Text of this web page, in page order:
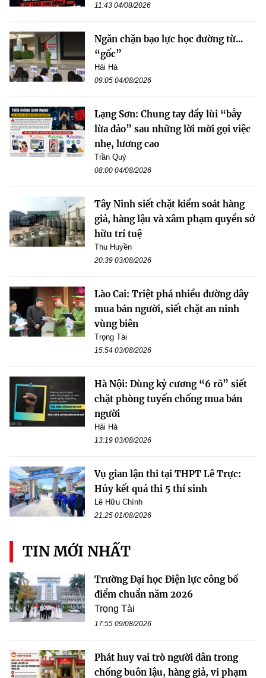
11:43 04/08/2026
Ngăn chặn bạo lực học đường từ...
“gốc”
Hải Hà
09:05 04/08/2026
Lạng Sơn: Chung tay đẩy lùi “bẫy
lừa đảo” sau những lời mời gọi việc
nhẹ, lương cao
Trần Quý
08:00 04/08/2026
Tây Ninh siết chặt kiểm soát hàng
giả, hàng lậu và xâm phạm quyền sở
hữu trí tuệ
Thu Huyền
20:39 03/08/2026
Lào Cai: Triệt phá nhiều đường dây
mua bán người, siết chặt an ninh
vùng biên
Trọng Tài
15:54 03/08/2026
Hà Nội: Dùng kỷ cương “6 rõ” siết
chặt phòng tuyến chống mua bán
người
Hải Hà
13:19 03/08/2026
Vụ gian lận thi tại THPT Lê Trực:
Hủy kết quả thi 5 thí sinh
Lê Hữu Chính
21:25 01/08/2026
TIN MỚI NHẤT
Trường Đại học Điện lực công bố
điểm chuẩn năm 2026
Trọng Tài
17:55 09/08/2026
Phát huy vai trò người dân trong
chống buôn lậu, hàng giả, vi phạm